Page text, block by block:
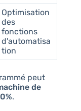
Optimisation
des
fonctions
d'automatisa
tion
peut
de
.